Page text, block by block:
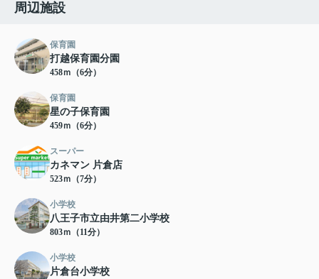
周辺施設
保育園
打越保育園分園
458ｍ（6分）
保育園
星の子保育園
459ｍ（6分）
スーパー
カネマン 片倉店
523ｍ（7分）
小学校
八王子市立由井第二小学校
803ｍ（11分）
小学校
片倉台小学校